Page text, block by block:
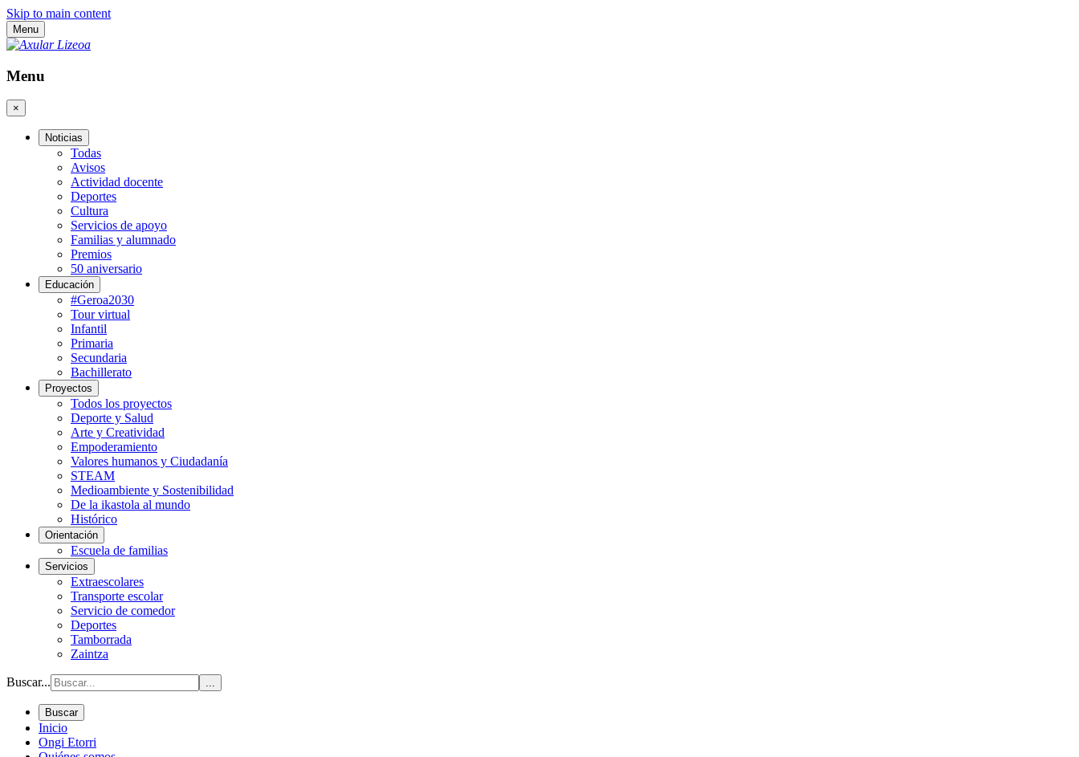
Skip to main content
Menu
Menu
×
Noticias
Todas
Avisos
Actividad docente
Deportes
Cultura
Servicios de apoyo
Familias y alumnado
Premios
50 aniversario
Educación
#Geroa2030
Tour virtual
Infantil
Primaria
Secundaria
Bachillerato
Proyectos
Todos los proyectos
Deporte y Salud
Arte y Creatividad
Empoderamiento
Valores humanos y Ciudadanía
STEAM
Medioambiente y Sostenibilidad
De la ikastola al mundo
Histórico
Orientación
Escuela de familias
Servicios
Extraescolares
Transporte escolar
Servicio de comedor
Deportes
Tamborrada
Zaintza
Buscar... ...
Buscar
Inicio
Ongi Etorri